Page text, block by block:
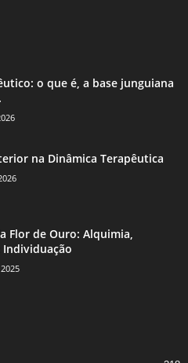
o que é, a base junguiana
na Dinâmica Terapêutica
Flor de Ouro: Alquimia,